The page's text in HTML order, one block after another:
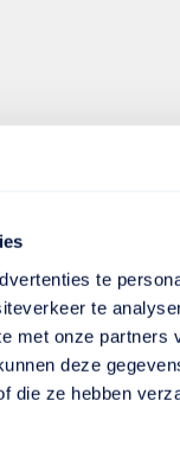
te
te
met onze partners
deze
die ze hebben